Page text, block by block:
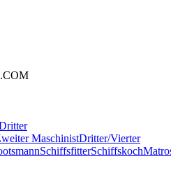
MaschinistDritter/Vierter
SchiffsfitterSchiffskoch